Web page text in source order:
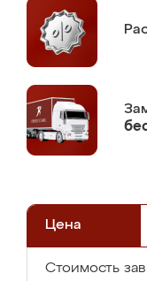
Цена
Стоимость